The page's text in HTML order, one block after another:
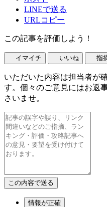
LINEで送る
URLコピー
この記事を評価しよう！
イマイチ いいね 指
いただいた内容は担当者が
す。個々のご意見にはお返
さいませ。
情報が正確